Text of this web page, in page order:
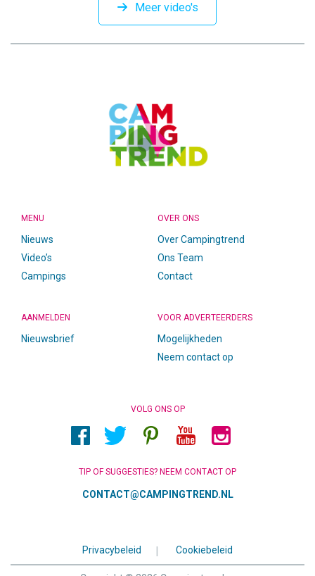
Meer video's
MENU
Nieuws
Video’s
Campings
OVER ONS
Over Campingtrend
Ons Team
Contact
AANMELDEN
Nieuwsbrief
VOOR ADVERTEERDERS
Mogelijkheden
Neem contact op
VOLG ONS OP
TIP OF SUGGESTIES? NEEM CONTACT OP
CONTACT@CAMPINGTREND.NL
Privacybeleid | Cookiebeleid